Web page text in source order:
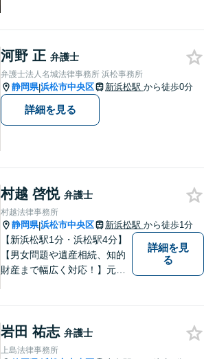
法律事務所】
河野 正 弁護士
弁護士法人名城法律事務所 浜松事務所
静岡県|浜松市中央区 新浜松駅 から徒歩0分
詳細を見る
村越 啓悦 弁護士
村越法律事務所
静岡県|浜松市中央区 新浜松駅 から徒歩1分
【新浜松駅1分・浜松駅4分】
【男女問題や遺産相続、知的
財産まで幅広く対応！】元裁
様との信頼関係を第一に、事
件解決を推敲してまいりま
詳細を見
る
岩田 祐志 弁護士
上島法律事務所